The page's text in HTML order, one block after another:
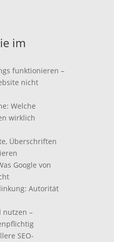
im
funktionieren –
nicht
Welche
wirklich
Überschriften
Google von
Autorität
nutzen –
SEO-